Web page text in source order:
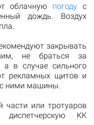
облачную погоду с
дождь. Воздух
закрывать
не браться за
а в случае сильного
рекламных щитов и
с ними машины.
части или тротуаров
КК